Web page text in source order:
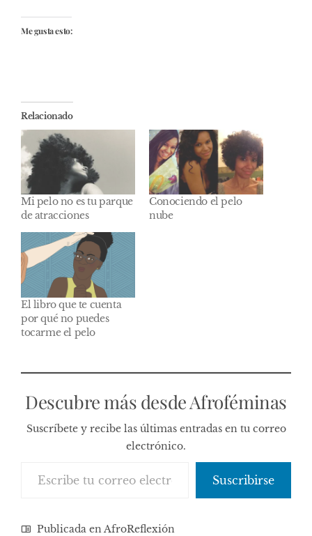
Me gusta esto:
Relacionado
Mi pelo no es tu parque
de atracciones
Conociendo el pelo
nube
El libro que te cuenta
por qué no puedes
tocarme el pelo
Descubre más desde Afroféminas
Suscríbete y recibe las últimas entradas en tu correo
electrónico.
Suscribirse
Publicada enAfroReflexión